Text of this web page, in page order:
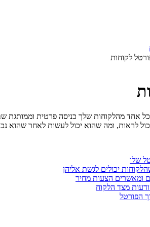
לקוחות
אחד מהלקוחות שלך כניסה פרטית וממותגת
לראות, ומה שהוא יכול לעשות לאחר שהוא
שלו
יכולים לגשת אליהן
ומאשרים הצעות מחיר
מצד הלקוח
הפורטל